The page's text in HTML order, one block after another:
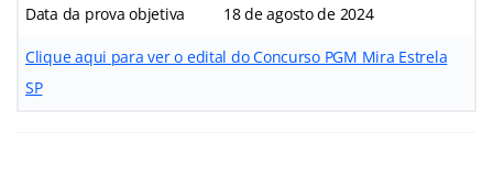
Data da prova objetiva 18 de agosto de 2024
Clique aqui para ver o edital do Concurso PGM Mira Estrela
SP